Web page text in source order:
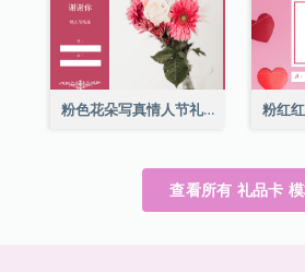
粉色花朵写真情人节礼品卡
查看所有 礼品卡